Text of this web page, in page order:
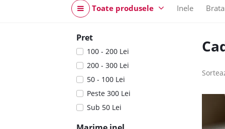
Toate produsele Inele
Pret
100 - 200 Lei
200 - 300 Lei
50 - 100 Lei
Peste 300 Lei
Sub 50 Lei